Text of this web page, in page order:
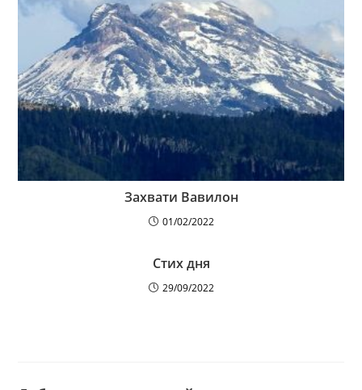
Захвати Вавилон
01/02/2022
Стих дня
29/09/2022